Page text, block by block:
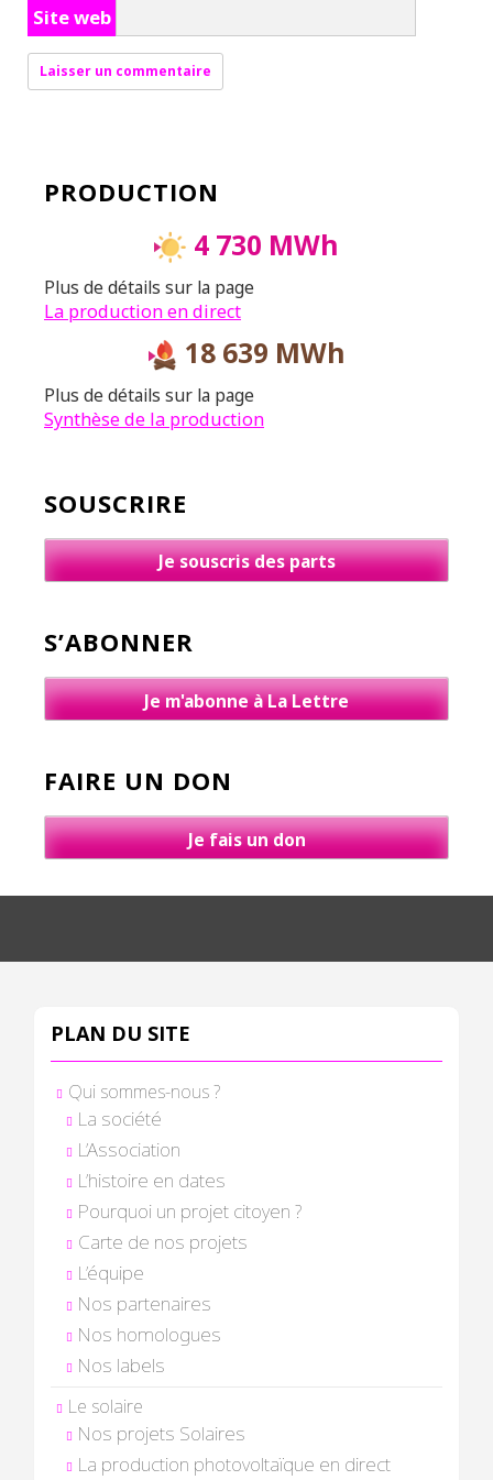
Site web
PRODUCTION
4 730 MWh
Plus de détails sur la page
La production en direct
18 639 MWh
Plus de détails sur la page
Synthèse de la production
SOUSCRIRE
Je souscris des parts
S’ABONNER
Je m'abonne à La Lettre
FAIRE UN DON
Je fais un don
PLAN DU SITE
Qui sommes-nous ?
La société
L’Association
L’histoire en dates
Pourquoi un projet citoyen ?
Carte de nos projets
L’équipe
Nos partenaires
Nos homologues
Nos labels
Le solaire
Nos projets Solaires
La production photovoltaïque en direct